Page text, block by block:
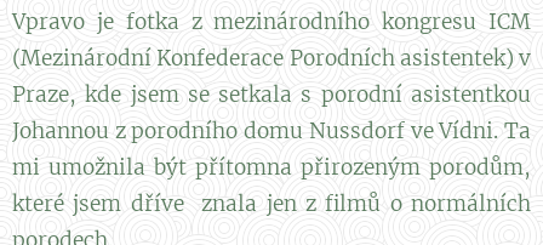
Vpravo je fotka z mezinárodního kongresu ICM
(Mezinárodní Konfederace Porodních asistentek) v
Praze, kde jsem se setkala s porodní asistentkou
Johannou z porodního domu Nussdorf ve Vídni. Ta
mi umožnila být přítomna přirozeným porodům,
které jsem dříve znala jen z filmů o normálních